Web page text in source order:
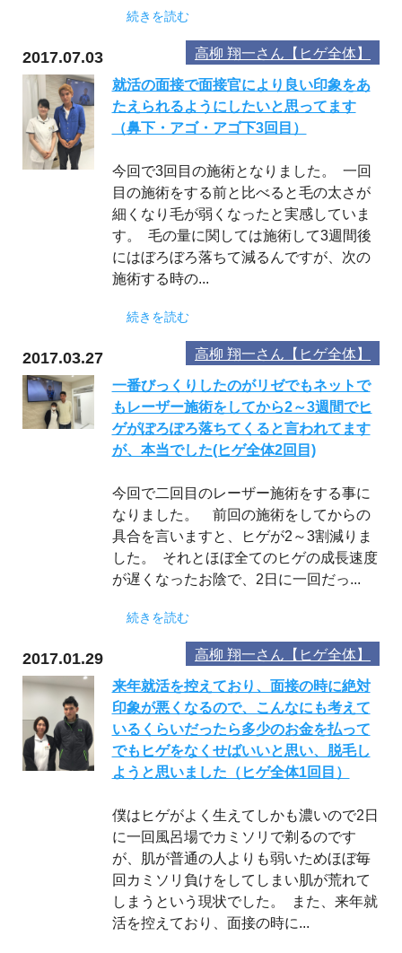
続きを読む
2017.07.03 高柳 翔一さん【ヒゲ全体】
就活の面接で面接官により良い印象をあ
たえられるようにしたいと思ってます
（鼻下・アゴ・アゴ下3回目）
今回で3回目の施術となりました。 一回
目の施術をする前と比べると毛の太さが
細くなり毛が弱くなったと実感していま
す。 毛の量に関しては施術して3週間後
にはぼろぼろ落ちて減るんですが、次の
施術する時の...
続きを読む
2017.03.27 高柳 翔一さん【ヒゲ全体】
一番びっくりしたのがリゼでもネットで
もレーザー施術をしてから2～3週間でヒ
ゲがぽろぽろ落ちてくると言われてます
が、本当でした(ヒゲ全体2回目)
今回で二回目のレーザー施術をする事に
なりました。 前回の施術をしてからの
具合を言いますと、ヒゲが2～3割減りま
した。 それとほぼ全てのヒゲの成長速度
が遅くなったお陰で、2日に一回だっ...
続きを読む
2017.01.29 高柳 翔一さん【ヒゲ全体】
来年就活を控えており、面接の時に絶対
印象が悪くなるので、こんなにも考えて
いるくらいだったら多少のお金を払って
でもヒゲをなくせばいいと思い、脱毛し
ようと思いました（ヒゲ全体1回目）
僕はヒゲがよく生えてしかも濃いので2日
に一回風呂場でカミソリで剃るのです
が、肌が普通の人よりも弱いためほぼ毎
回カミソリ負けをしてしまい肌が荒れて
しまうという現状でした。 また、来年就
活を控えており、面接の時に...